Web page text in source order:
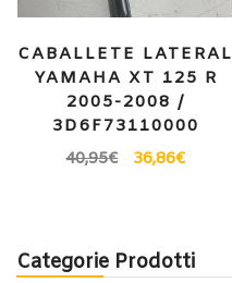
CABALLETE LATERAL
YAMAHA XT 125 R
2005-2008 /
3D6F73110000
40,95€ 36,86€
Categorie Prodotti